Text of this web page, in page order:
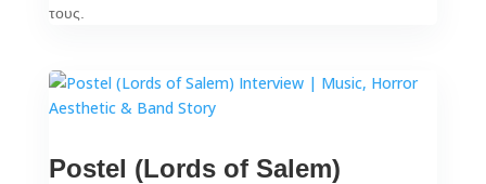
τους.
Postel (Lords of Salem)